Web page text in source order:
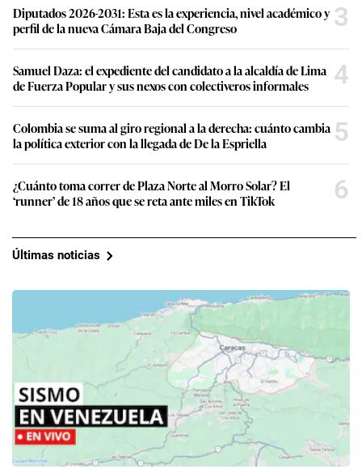
Diputados 2026-2031: Esta es la experiencia, nivel académico y
perfil de la nueva Cámara Baja del Congreso
3
Samuel Daza: el expediente del candidato a la alcaldía de Lima
de Fuerza Popular y sus nexos con colectiveros informales
4
Colombia se suma al giro regional a la derecha: cuánto cambia
la política exterior con la llegada de De la Espriella
5
¿Cuánto toma correr de Plaza Norte al Morro Solar? El
‘runner’ de 18 años que se reta ante miles en TikTok
6
Últimas noticias